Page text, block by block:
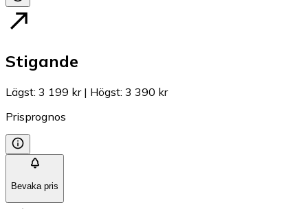
Stigande
Lägst: 3 199 kr| Högst: 3 390 kr
Prisprognos
Bevaka pris